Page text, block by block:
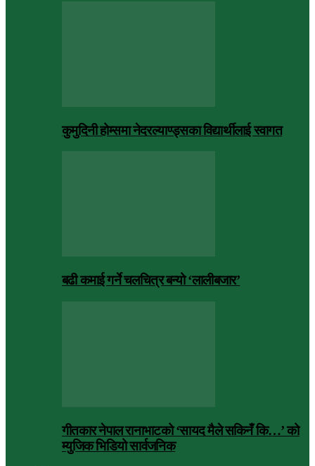
कुमुदिनी होम्समा नेदरल्याण्ड्सका विद्यार्थीलाई स्वागत
बढी कमाई गर्ने चलचित्र बन्यो ‘लालीबजार’
गीतकार नेपाल रानाभाटको ‘सायद मैले सकिनँ कि…’ को
म्युजिक भिडियो सार्वजनिक